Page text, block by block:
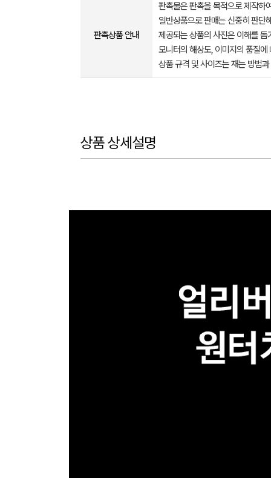
판촉상품 안내
판촉물은 판촉을 목적으로 제작하
일반상품으로 판매는 신중히 판단
제공되는 상품의 사진은 이해를
모니터의 해상도, 이미지의 품질
상품 규격 및 사이즈는 재는 방법
상품 상세설명